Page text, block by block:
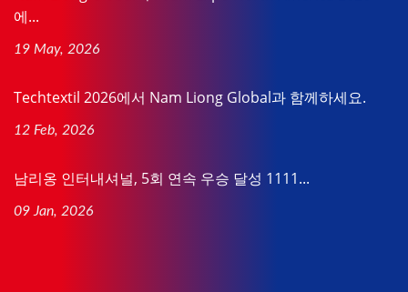
에...
19 May, 2026
Techtextil 2026에서 Nam Liong Global과 함께하세요.
12 Feb, 2026
남리옹 인터내셔널, 5회 연속 우승 달성 1111...
09 Jan, 2026